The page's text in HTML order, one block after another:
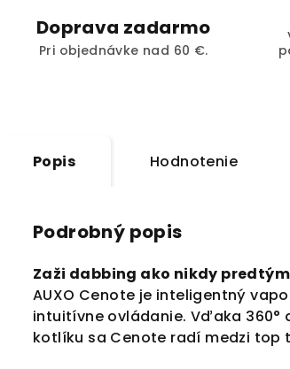
Doprava zadarmo
Pri objednávke nad 60 €.
Popis Hodnotenie
Podrobný popis
Zaži dabbing ako nikdy
AUXO Cenote je inteligentný
intuitívne ovládanie. Vďaka 360°
kotlíku sa Cenote radí medzi top